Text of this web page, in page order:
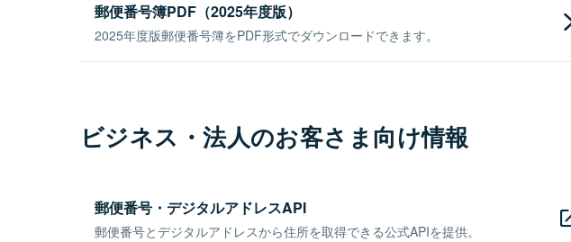
郵便番号簿PDF（2025年度版）
2025年度版郵便番号簿をPDF形式でダウンロードできます。
ビジネス・法人のお客さま向け情報
郵便番号・デジタルアドレスAPI
郵便番号とデジタルアドレスから住所を取得できる公式APIを提供。